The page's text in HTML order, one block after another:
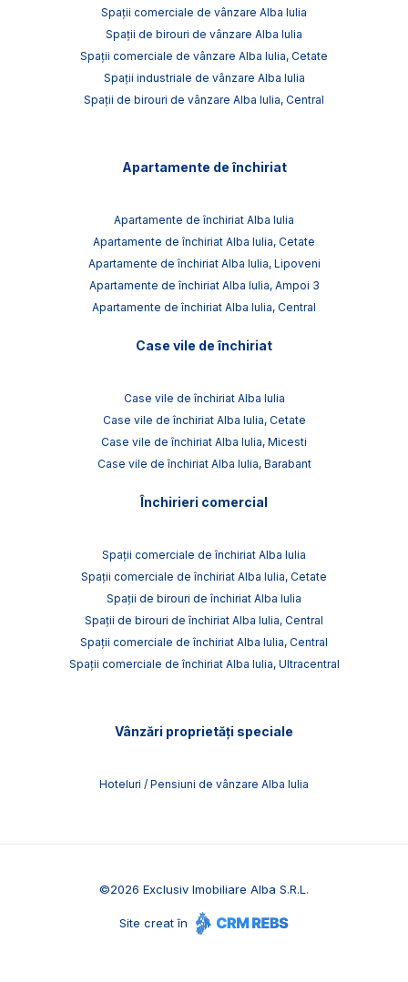
Spații comerciale de vânzare Alba Iulia
Spații de birouri de vânzare Alba Iulia
Spații comerciale de vânzare Alba Iulia, Cetate
Spații industriale de vânzare Alba Iulia
Spații de birouri de vânzare Alba Iulia, Central
Apartamente de închiriat
Apartamente de închiriat Alba Iulia
Apartamente de închiriat Alba Iulia, Cetate
Apartamente de închiriat Alba Iulia, Lipoveni
Apartamente de închiriat Alba Iulia, Ampoi 3
Apartamente de închiriat Alba Iulia, Central
Case vile de închiriat
Case vile de închiriat Alba Iulia
Case vile de închiriat Alba Iulia, Cetate
Case vile de închiriat Alba Iulia, Micesti
Case vile de închiriat Alba Iulia, Barabant
Închirieri comercial
Spații comerciale de închiriat Alba Iulia
Spații comerciale de închiriat Alba Iulia, Cetate
Spații de birouri de închiriat Alba Iulia
Spații de birouri de închiriat Alba Iulia, Central
Spații comerciale de închiriat Alba Iulia, Central
Spații comerciale de închiriat Alba Iulia, Ultracentral
Vânzări proprietăți speciale
Hoteluri / Pensiuni de vânzare Alba Iulia
©2026 Exclusiv Imobiliare Alba S.R.L.
Site creat în